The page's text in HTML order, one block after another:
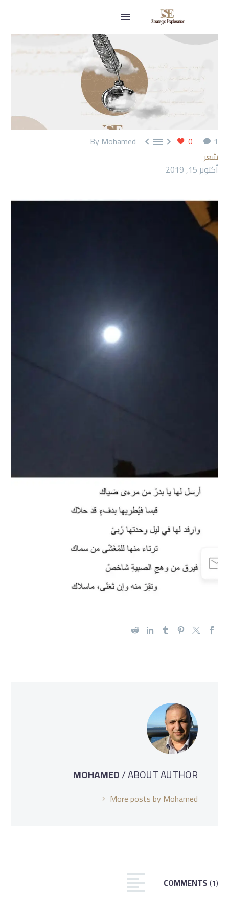
1
0
  
By Mohamed
شعر
أكتوبر 15, 2019
MOHAMED/ ABOUT AUTHOR
More posts by Mohamed
COMMENTS(1)